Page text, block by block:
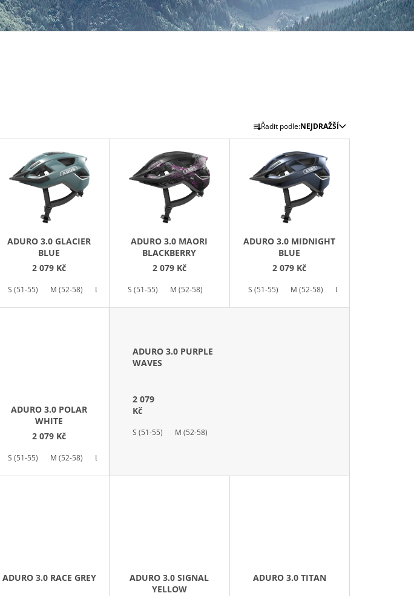
Ř
A
E
N
O
K
T
Řadit podle:NEJDRAŽŠÍ
ADURO 3.0 GLACIER
BLUE
2 079 Kč
S (51-55) M (52-58) L (58-62)
ADURO 3.0 MAORI
BLACKBERRY
2 079 Kč
S (51-55) M (52-58)
ADURO 3.0 MIDNIGHT
BLUE
2 079 Kč
S (51-55) M (52-58) L (58-62)
ADURO 3.0 POLAR
WHITE
2 079 Kč
S (51-55) M (52-58) L (58-62)
ADURO 3.0 PURPLE
WAVES
2 079
Kč
S (51-55) M (52-58)
ADURO 3.0 RACE GREY
ADURO 3.0 SIGNAL
YELLOW
ADURO 3.0 TITAN